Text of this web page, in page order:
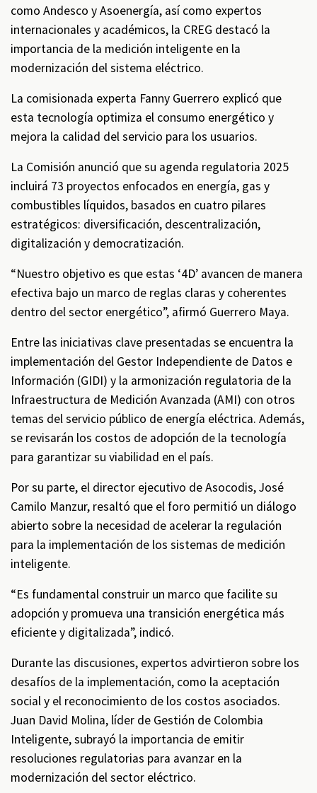
como Andesco y Asoenergía, así como expertos
internacionales y académicos, la CREG destacó la
importancia de la medición inteligente en la
modernización del sistema eléctrico.
La comisionada experta Fanny Guerrero explicó que
esta tecnología optimiza el consumo energético y
mejora la calidad del servicio para los usuarios.
La Comisión anunció que su agenda regulatoria 2025
incluirá 73 proyectos enfocados en energía, gas y
combustibles líquidos, basados en cuatro pilares
estratégicos: diversificación, descentralización,
digitalización y democratización.
“Nuestro objetivo es que estas ‘4D’ avancen de manera
efectiva bajo un marco de reglas claras y coherentes
dentro del sector energético”, afirmó Guerrero Maya.
Entre las iniciativas clave presentadas se encuentra la
implementación del Gestor Independiente de Datos e
Información (GIDI) y la armonización regulatoria de la
Infraestructura de Medición Avanzada (AMI) con otros
temas del servicio público de energía eléctrica. Además,
se revisarán los costos de adopción de la tecnología
para garantizar su viabilidad en el país.
Por su parte, el director ejecutivo de Asocodis, José
Camilo Manzur, resaltó que el foro permitió un diálogo
abierto sobre la necesidad de acelerar la regulación
para la implementación de los sistemas de medición
inteligente.
“Es fundamental construir un marco que facilite su
adopción y promueva una transición energética más
eficiente y digitalizada”, indicó.
Durante las discusiones, expertos advirtieron sobre los
desafíos de la implementación, como la aceptación
social y el reconocimiento de los costos asociados.
Juan David Molina, líder de Gestión de Colombia
Inteligente, subrayó la importancia de emitir
resoluciones regulatorias para avanzar en la
modernización del sector eléctrico.